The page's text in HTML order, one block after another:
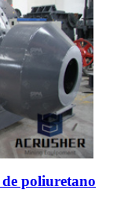
poliuretano